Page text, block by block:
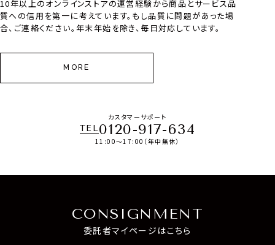
10年以上のオンラインストアの運営経験から商品とサービス品
質への信用を第一に考えています。もし品質に問題があった場
合、ご連絡ください。年末年始を除き、毎日対応しています。
MORE
カスタマーサポート
TEL0120-917-634
11:00～17:00（年中無休）
CONSIGNMENT
委託者マイページはこちら